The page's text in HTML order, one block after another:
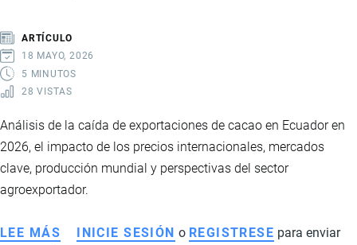
2025
Y
CONSOLIDA
ARTÍCULO
18 MAYO, 2026
5 MINUTOS
28 VISTAS
Análisis de la caída de exportaciones de cacao en Ecuador en
2026, el impacto de los precios internacionales, mercados
clave, producción mundial y perspectivas del sector
agroexportador.
LEE MÁS SOBRE
INICIE SESIÓN o REGISTRESE para enviar